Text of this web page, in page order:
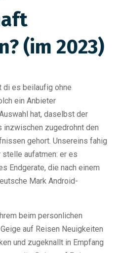
(im 2023)
di es beilaufig ohne
ein Anbieter
hat, daselbst der
zugedrohnt den
gehort. Unsereins fahig
stelle aufatmen: er es
Endgerate, die nach einem
Mark Android-
beim personlichen
auf Reisen Neuigkeiten
und zugeknallt in Empfang